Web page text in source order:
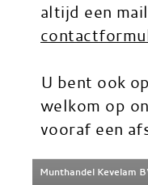
altijd een
U bent ook
welkom op
vooraf een
Munthandel Kevelam